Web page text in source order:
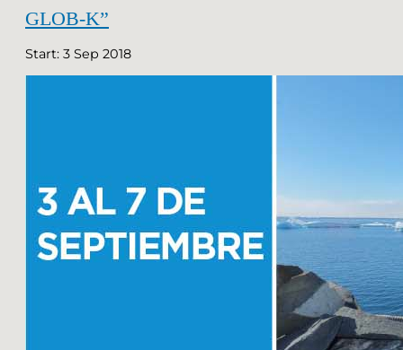
GLOB-K”
Start: 3 Sep 2018